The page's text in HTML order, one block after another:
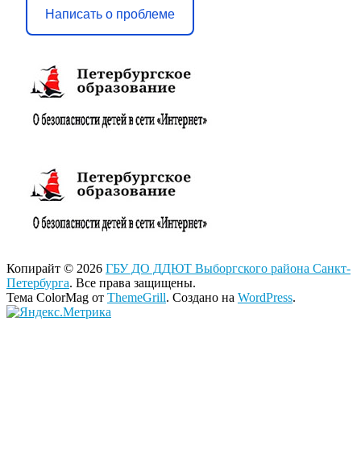
Написать о проблеме
Копирайт © 2026 ГБУ ДО ДДЮТ Выборгского района Санкт-
Петербурга. Все права защищены.
Тема ColorMag от ThemeGrill. Создано на WordPress.